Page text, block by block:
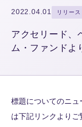
2022.04.01 リリース
アクセリード、
ム・ファンドよ
標題についてのニ
は下記リンクよりご